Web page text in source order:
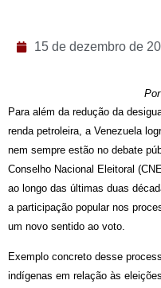
15 de dezembro de
Para além da redução da
renda petroleira, a Venezuela
nem sempre estão no debate
Conselho Nacional Eleitoral
ao longo das últimas duas
a participação popular nos
um novo sentido ao voto.
Exemplo concreto desse
indígenas em relação às